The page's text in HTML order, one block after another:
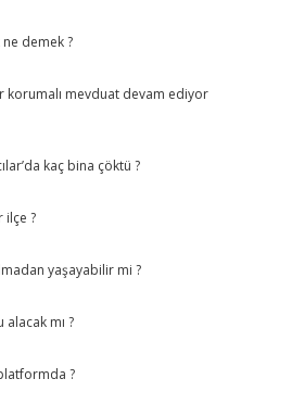
demek ?
korumalı mevduat devam ediyor
kaç bina çöktü ?
ilçe ?
yaşayabilir mi ?
mı ?
?